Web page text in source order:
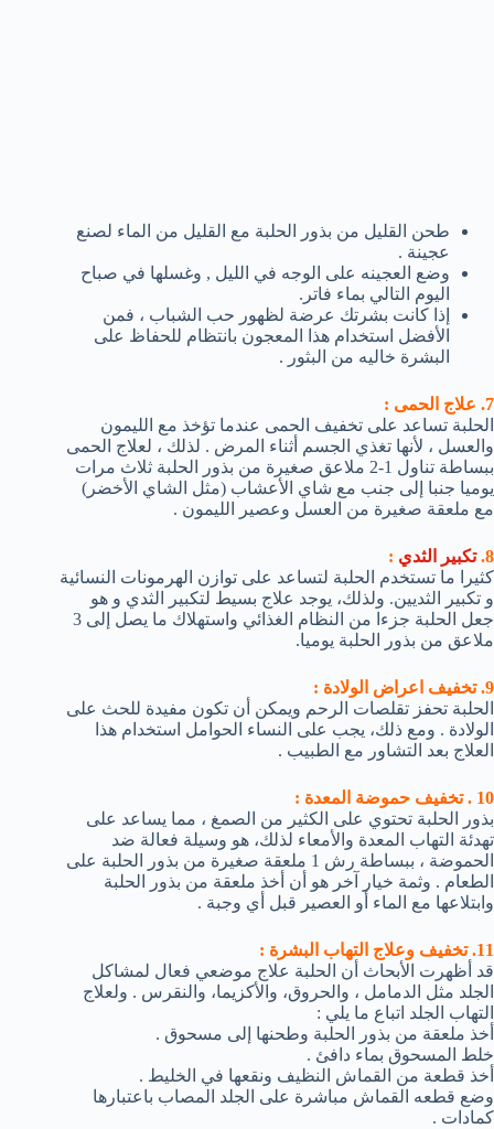
طحن القليل من بذور الحلبة مع القليل من الماء لصنع
عجينة .
وضع العجينه على الوجه في الليل , وغسلها في صباح
اليوم التالي بماء فاتر.
إذا كانت بشرتك عرضة لظهور حب الشباب ، فمن
الأفضل استخدام هذا المعجون بانتظام للحفاظ على
البشرة خاليه من البثور .
7. علاج الحمى :
الحلبة تساعد على تخفيف الحمى عندما تؤخذ مع الليمون
والعسل ، لأنها تغذي الجسم أثناء المرض . لذلك ، لعلاج الحمى
ببساطة تناول 1-2 ملاعق صغيرة من بذور الحلبة ثلاث مرات
يوميا جنبا إلى جنب مع شاي الأعشاب (مثل الشاي الأخضر)
مع ملعقة صغيرة من العسل وعصير الليمون .
8. تكبير الثدي :
كثيرا ما تستخدم الحلبة لتساعد على توازن الهرمونات النسائية
و تكبير الثديين. ولذلك، يوجد علاج بسيط لتكبير الثدي و هو
جعل الحلبة جزءا من النظام الغذائي واستهلاك ما يصل إلى 3
ملاعق من بذور الحلبة يوميا.
9. تخفيف اعراض الولادة :
الحلبة تحفز تقلصات الرحم ويمكن أن تكون مفيدة للحث على
الولادة . ومع ذلك، يجب على النساء الحوامل استخدام هذا
العلاج بعد التشاور مع الطبيب .
10 . تخفيف حموضة المعدة :
بذور الحلبة تحتوي على الكثير من الصمغ ، مما يساعد على
تهدئة التهاب المعدة والأمعاء لذلك، هو وسيلة فعالة ضد
الحموضة ، ببساطة رش 1 ملعقة صغيرة من بذور الحلبة على
الطعام . وثمة خيار آخر هو أن أخذ ملعقة من بذور الحلبة
وابتلاعها مع الماء أو العصير قبل أي وجبة .
11. تخفيف وعلاج التهاب البشرة :
قد أظهرت الأبحاث أن الحلبة علاج موضعي فعال لمشاكل
الجلد مثل الدمامل ، والحروق، والأكزيما، والنقرس . ولعلاج
التهاب الجلد اتباع ما يلي :
أخذ ملعقة من بذور الحلبة وطحنها إلى مسحوق .
خلط المسحوق بماء دافئ .
أخذ قطعة من القماش النظيف ونقعها في الخليط .
وضع قطعه القماش مباشرة على الجلد المصاب باعتبارها
كمادات .